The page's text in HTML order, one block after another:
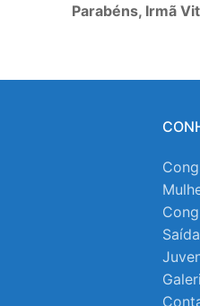
Parabéns, Irmã
Saída